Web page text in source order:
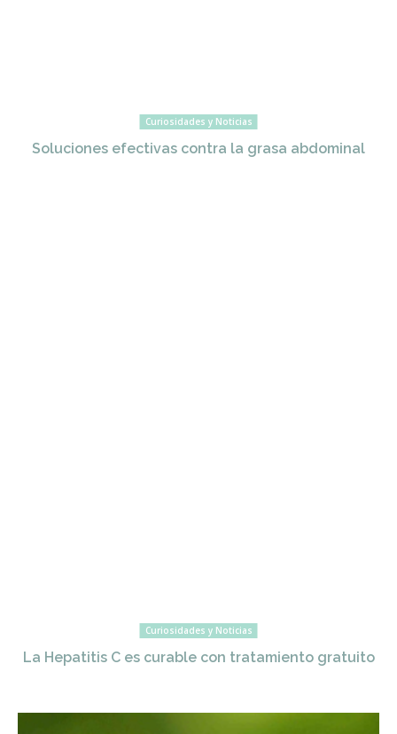
Curiosidades y Noticias
Soluciones efectivas contra la grasa abdominal
Curiosidades y Noticias
La Hepatitis C es curable con tratamiento gratuito